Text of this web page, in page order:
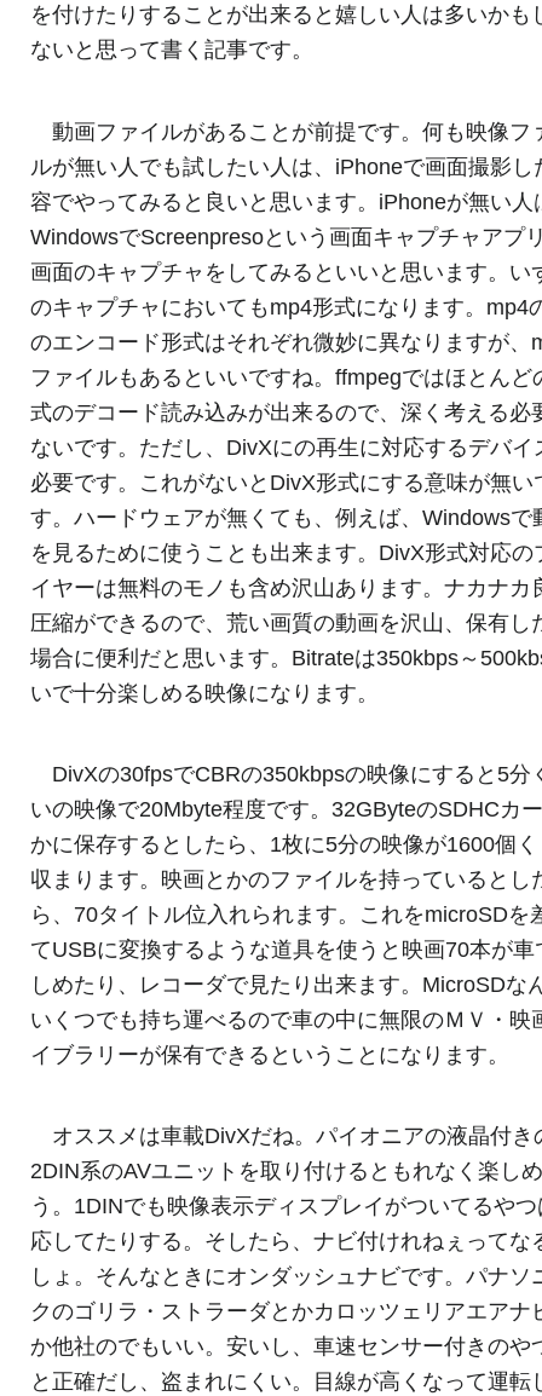
を付けたりすることが出来ると嬉しい人は多いかも
ないと思って書く記事です。
動画ファイルがあることが前提です。何も映像フ
ルが無い人でも試したい人は、iPhoneで画面撮影し
容でやってみると良いと思います。iPhoneが無い人
WindowsでScreenpresoという画面キャプチャアプ
画面のキャプチャをしてみるといいと思います。い
のキャプチャにおいてもmp4形式になります。mp4
のエンコード形式はそれぞれ微妙に異なりますが、
ファイルもあるといいですね。ffmpegではほとんど
式のデコード読み込みが出来るので、深く考える必
ないです。ただし、DivXにの再生に対応するデバイ
必要です。これがないとDivX形式にする意味が無い
す。ハードウェアが無くても、例えば、Windowsで
を見るために使うことも出来ます。DivX形式対応の
イヤーは無料のモノも含め沢山あります。ナカナカ
圧縮ができるので、荒い画質の動画を沢山、保有し
場合に便利だと思います。Bitrateは350kbps～
いで十分楽しめる映像になります。
DivXの30fpsでCBRの350kbpsの映像にすると5分
いの映像で20Mbyte程度です。32GByteのSDHCカ
かに保存するとしたら、1枚に5分の映像が1600個
収まります。映画とかのファイルを持っているとし
ら、70タイトル位入れられます。これをmicroSDを
てUSBに変換するような道具を使うと映画70本が車
しめたり、レコーダで見たり出来ます。MicroSDな
いくつでも持ち運べるので車の中に無限のＭＶ・映
イブラリーが保有できるということになります。
オススメは車載DivXだね。パイオニアの液晶付き
2DIN系のAVユニットを取り付けるともれなく楽し
う。1DINでも映像表示ディスプレイがついてるや
応してたりする。そしたら、ナビ付けれねぇってな
しょ。そんなときにオンダッシュナビです。パナソ
クのゴリラ・ストラーダとかカロッツェリアエアナ
か他社のでもいい。安いし、車速センサー付きのや
と正確だし、盗まれにくい。目線が高くなって運転